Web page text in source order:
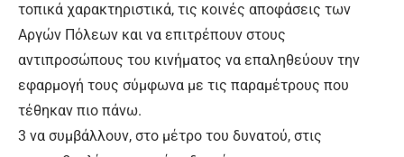
τοπικά χαρακτηριστικά, τις κοινές αποφάσεις των
Αργών Πόλεων και να επιτρέπουν στους
αντιπροσώπους του κινήματος να επαληθεύουν την
εφαρμογή τους σύμφωνα με τις παραμέτρους που
τέθηκαν πιο πάνω.
3 να συμβάλλουν, στο μέτρο του δυνατού, στις